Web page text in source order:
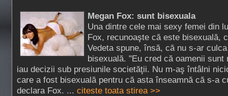
Megan Fox: sunt bisexuala
Una dintre cele mai sexy femei din
Fox, recunoaşte că este bisexuală,
Vedeta spune, însă, că nu s-ar
bisexuală. "Eu cred că oamenii
iau decizii sub presiunile societăţii. Nu m-aş întâlni
care a fost bisexuală pentru că asta înseamnă că s-a
declara Fox. ... citeste toata stirea >>